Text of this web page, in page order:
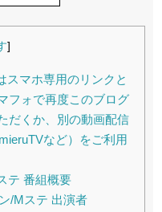
]
マホ専用のリンクと
フォで再度このブログ
だくか、別の動画配信
など）をご利用
テ 番組概要
/Mステ 出演者